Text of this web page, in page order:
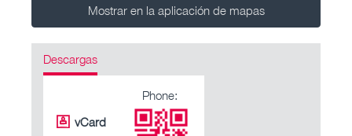
Mostrar en la aplicación de mapas
Descargas
vCard
Phone: